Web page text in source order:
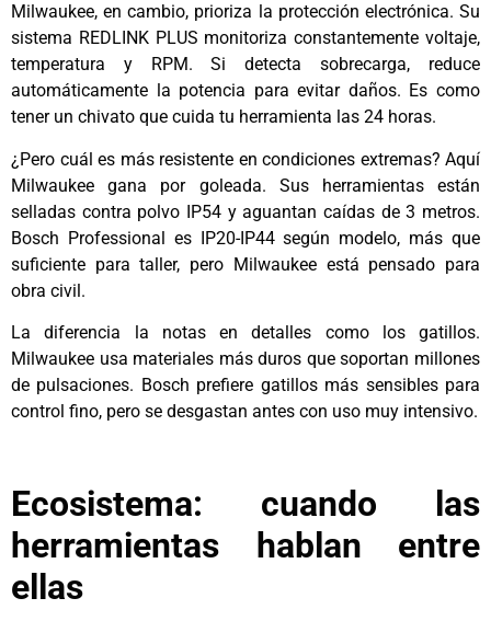
Milwaukee, en cambio, prioriza la protección electrónica. Su
sistema REDLINK PLUS monitoriza constantemente voltaje,
temperatura y RPM. Si detecta sobrecarga, reduce
automáticamente la potencia para evitar daños. Es como
tener un chivato que cuida tu herramienta las 24 horas.
¿Pero cuál es más resistente en condiciones extremas? Aquí
Milwaukee gana por goleada. Sus herramientas están
selladas contra polvo IP54 y aguantan caídas de 3 metros.
Bosch Professional es IP20-IP44 según modelo, más que
suficiente para taller, pero Milwaukee está pensado para
obra civil.
La diferencia la notas en detalles como los gatillos.
Milwaukee usa materiales más duros que soportan millones
de pulsaciones. Bosch prefiere gatillos más sensibles para
control fino, pero se desgastan antes con uso muy intensivo.
Ecosistema: cuando las
herramientas hablan entre
ellas